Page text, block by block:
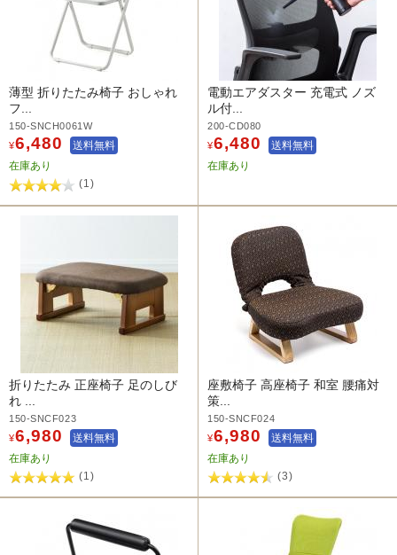
薄型 折りたたみ椅子 おしゃれ
フ...
150-SNCH0061W
¥6,480
送料無料
在庫あり
(1)
電動エアダスター 充電式 ノズ
ル付...
200-CD080
¥6,480
送料無料
在庫あり
折りたたみ 正座椅子 足のしび
れ ...
150-SNCF023
¥6,980
送料無料
在庫あり
(1)
座敷椅子 高座椅子 和室 腰痛対
策...
150-SNCF024
¥6,980
送料無料
在庫あり
(3)